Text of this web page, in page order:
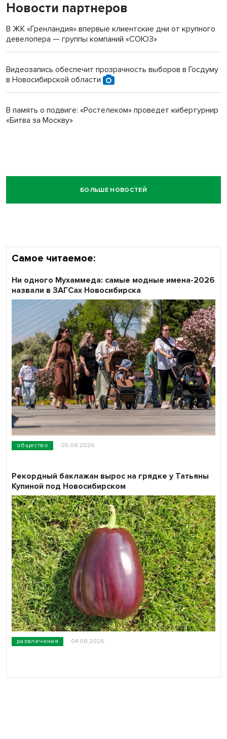
Новости партнеров
В ЖК «Гренландия» впервые клиентские дни от крупного
девелопера — группы компаний «СОЮЗ»
Видеозапись обеспечит прозрачность выборов в Госдуму
в Новосибирской области
В память о подвиге: «Ростелеком» проведет кибертурнир
«Битва за Москву»
БОЛЬШЕ НОВОСТЕЙ
Самое читаемое:
общество 05.08.2026
Ни одного Мухаммеда: самые модные имена-2026
назвали в ЗАГСах Новосибирска
развлечения 04.08.2026
Рекордный баклажан вырос на грядке у Татьяны
Купиной под Новосибирском